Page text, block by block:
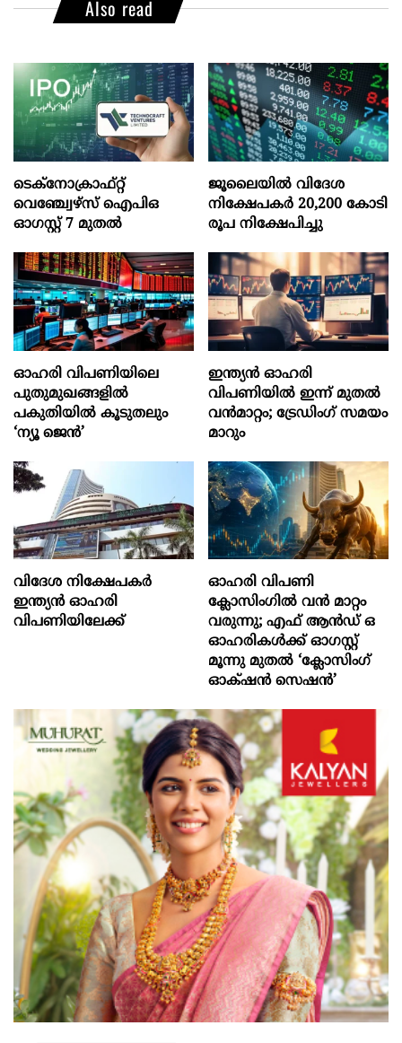
Also read
ടെക്‌നോക്രാഫ്‌റ്റ്‌
വെഞ്ച്വേഴ്‌സ്‌ ഐപിഒ
ഓഗസ്റ്റ്‌ 7 മുതല്‍
ജൂലൈയില്‍ വിദേശ
നിക്ഷേപകര്‍ 20,200 കോടി
രൂപ നിക്ഷേപിച്ചു
ഓഹരി വിപണിയിലെ
പുതുമുഖങ്ങളിൽ
പകുതിയിൽ കൂടുതലും
‘ന്യൂ ജെൻ’
ഇന്ത്യൻ ഓഹരി
വിപണിയിൽ ഇന്ന് മുതൽ
വൻമാറ്റം; ട്രേഡിംഗ് സമയം
മാറും
വിദേശ നിക്ഷേപകര്‍
ഇന്ത്യൻ ഓഹരി
വിപണിയിലേക്ക്
ഓഹരി വിപണി
ക്ലോസിംഗിൽ വൻ മാറ്റം
വരുന്നു; എഫ് ആൻഡ് ഒ
ഓഹരികൾക്ക് ഓഗസ്റ്റ്
മൂന്നു മുതൽ ‘ക്ലോസിംഗ്
ഓക്‌ഷൻ സെഷൻ’